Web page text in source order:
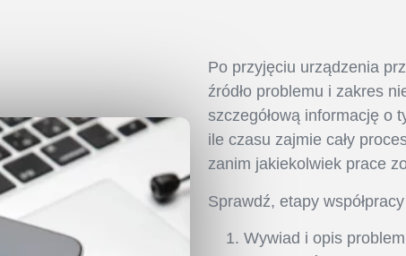
Po przyjęciu urządzenia
źródło problemu i zakres
szczegółową informację o
ile czasu zajmie cały
zanim jakiekolwiek prace
Sprawdź, etapy
Wywiad i opis